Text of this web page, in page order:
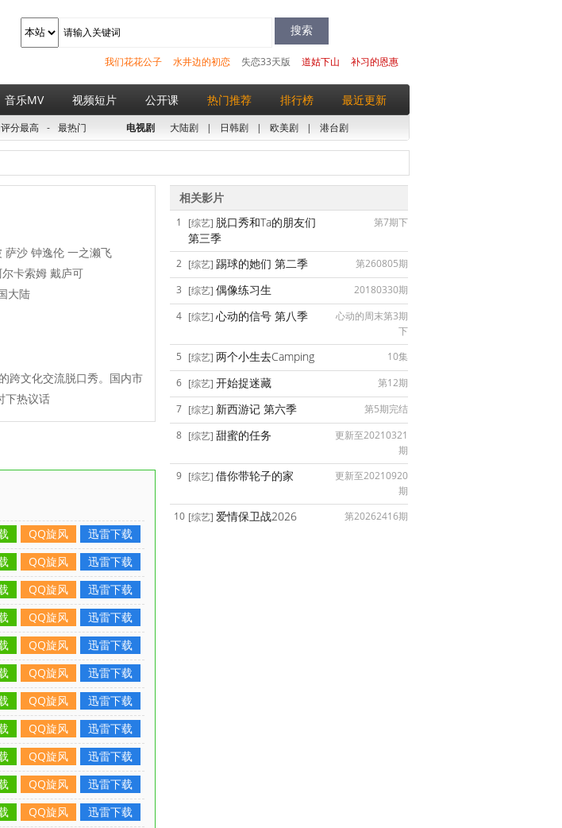
补习的恩惠
道姑下山
失恋33天版
水井边的初恋
我们花花公子
音乐MV 视频短片 公开课 热门推荐 排行榜 最近更新
评分最高 - 最热门 电视剧 大陆剧 | 日韩剧 | 欧美剧 | 港台剧
萨沙 钟逸伦 一之濑飞
尔卡索姆 戴庐可
大陆
跨文化交流脱口秀。国内市
下热议话
迅雷下载
QQ旋风
迅雷下载
QQ旋风
迅雷下载
QQ旋风
迅雷下载
QQ旋风
迅雷下载
QQ旋风
迅雷下载
QQ旋风
迅雷下载
QQ旋风
迅雷下载
QQ旋风
迅雷下载
QQ旋风
迅雷下载
QQ旋风
迅雷下载
QQ旋风
相关影片
1 [综艺] 脱口秀和Ta的朋友们
第三季
第7期下
2 [综艺] 踢球的她们 第二季
第260805期
3 [综艺] 偶像练习生
20180330期
4 [综艺] 心动的信号 第八季
心动的周末第3期
下
5 [综艺] 两个小生去Camping
10集
6 [综艺] 开始捉迷藏
第12期
7 [综艺] 新西游记 第六季
第5期完结
8 [综艺] 甜蜜的任务
更新至20210321
期
9 [综艺] 借你带轮子的家
更新至20210920
期
10 [综艺] 爱情保卫战2026 第20262416期